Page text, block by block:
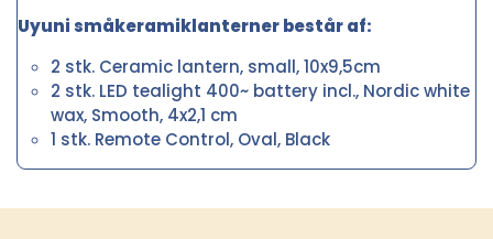
Uyuni småkeramiklanterner består af:
2 stk. Ceramic lantern, small, 10x9,5cm
2 stk. LED tealight 400~ battery incl., Nordic white
wax, Smooth, 4x2,1 cm
1 stk. Remote Control, Oval, Black